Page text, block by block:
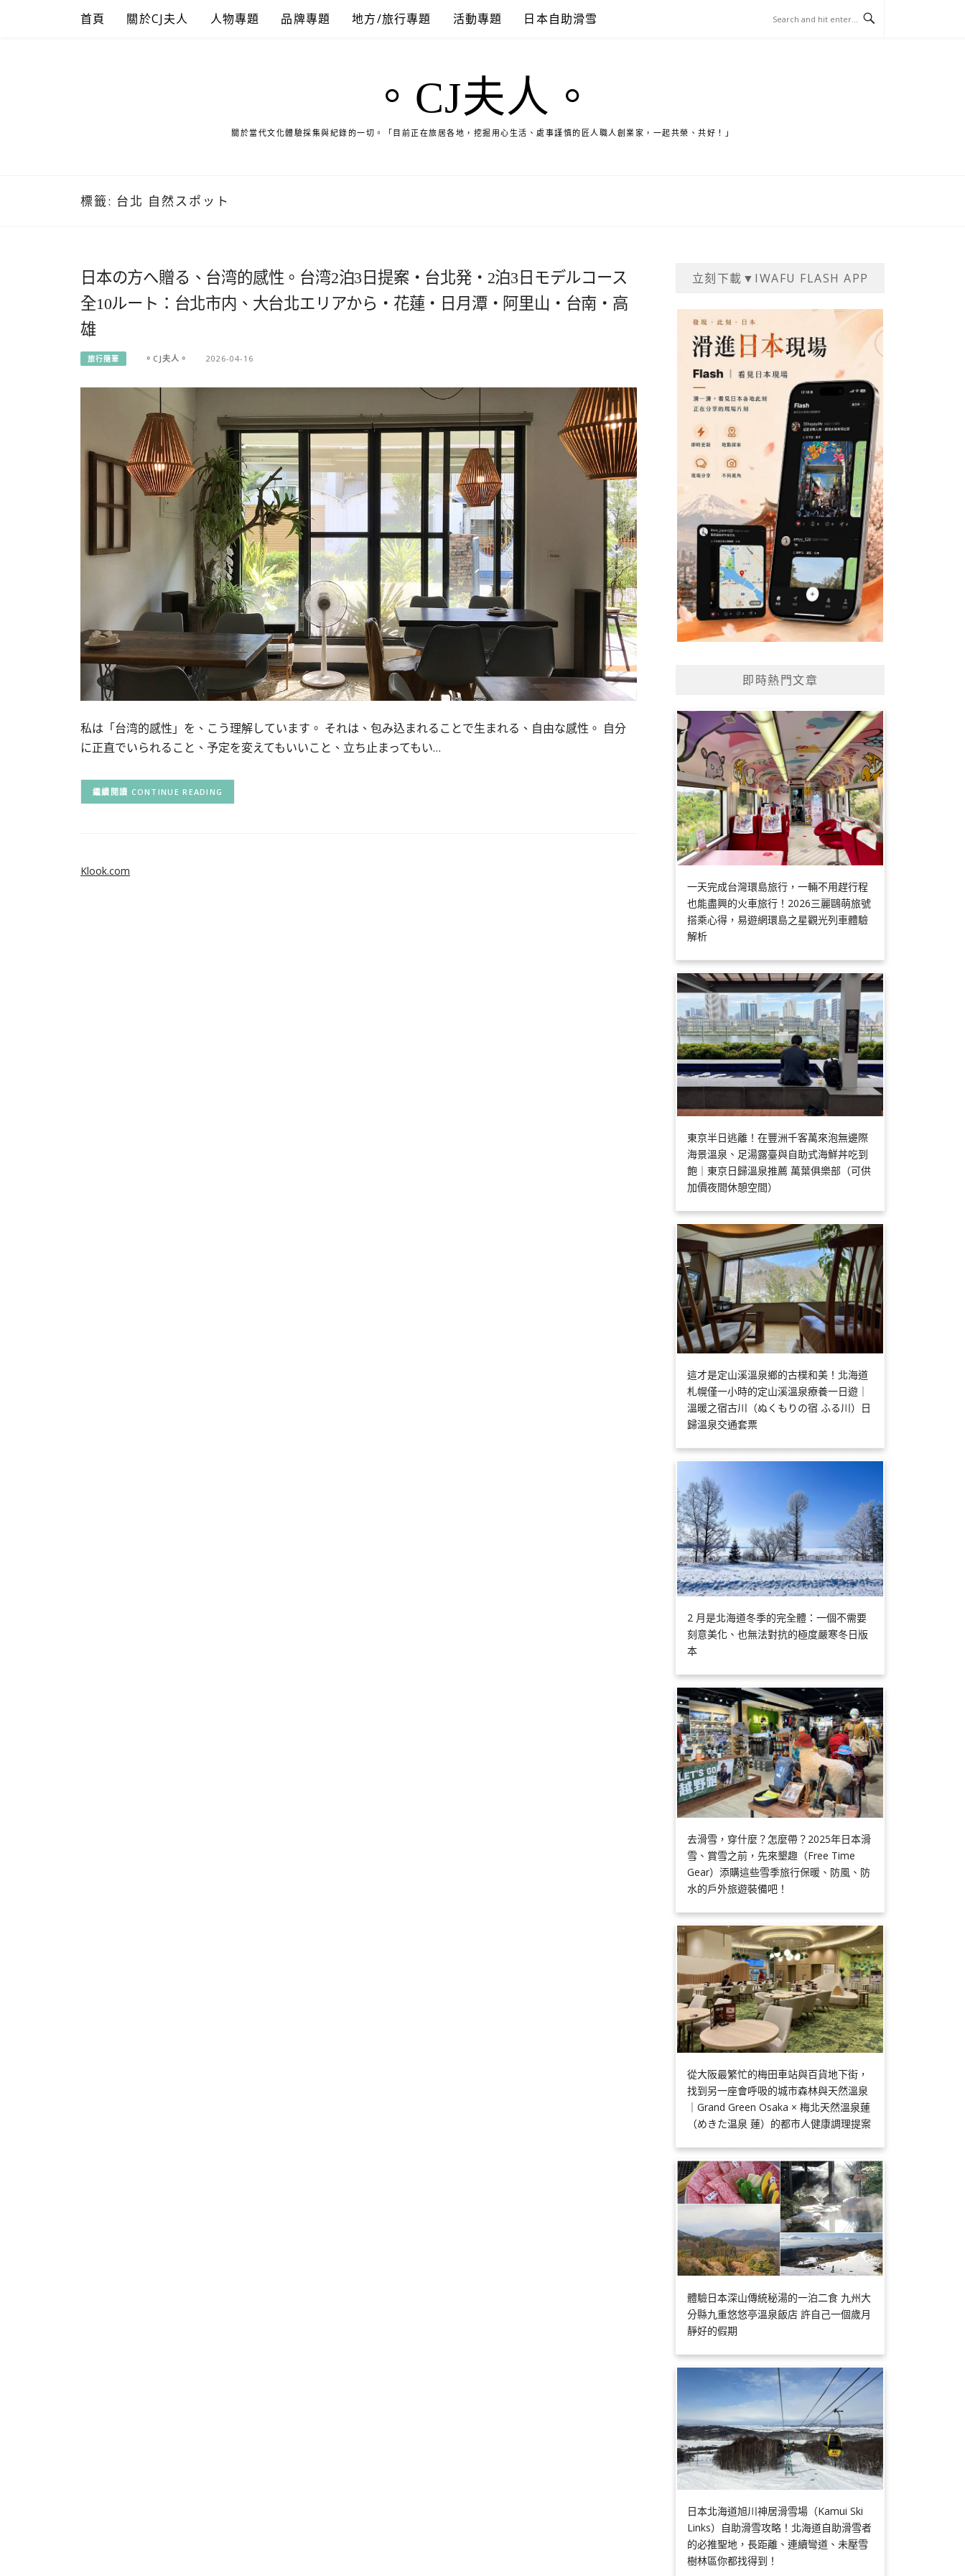
首頁 關於CJ夫人 人物專題 品牌專題 地方/旅行專題 活動專題 日本自助滑雪
。CJ夫人。
關於當代文化體驗採集與紀錄的一切。「目前正在旅居各地，挖掘用心生活、處事謹慎的匠人職人創業家，一起共榮、共好！」
標籤: 台北 自然スポット
日本の方へ贈る、台湾的感性。台湾2泊3日提案・台北発・2泊3日モデルコース
全10ルート：台北市内、大台北エリアから・花蓮・日月潭・阿里山・台南・高
雄
旅行隨筆 。CJ夫人。 2026-04-16
私は「台湾的感性」を、こう理解しています。 それは、包み込まれることで生まれる、自由な感性。 自分
に正直でいられること、予定を変えてもいいこと、立ち止まってもい…
CONTINUE READING
立刻下載▼IWAFU FLASH APP
即時熱門文章
一天完成台灣環島旅行，一輛不用趕行程
也能盡興的火車旅行！2026三麗鷗萌旅號
搭乘心得，易遊網環島之星觀光列車體驗
解析
東京半日逃離！在豐洲千客萬來泡無邊際
海景溫泉、足湯露臺與自助式海鮮丼吃到
飽｜東京日歸溫泉推薦 萬葉俱樂部（可供
加價夜間休憩空間）
這才是定山溪溫泉鄉的古樸和美！北海道
札幌僅一小時的定山溪溫泉療養一日遊｜
溫暖之宿古川（ぬくもりの宿 ふる川）日
歸溫泉交通套票
2 月是北海道冬季的完全體：一個不需要
刻意美化、也無法對抗的極度嚴寒冬日版
本
去滑雪，穿什麼？怎麼帶？2025年日本滑
雪、賞雪之前，先來墾趣（Free Time
Gear）添購這些雪季旅行保暖、防風、防
水的戶外旅遊裝備吧！
從大阪最繁忙的梅田車站與百貨地下街，
找到另一座會呼吸的城市森林與天然溫泉
｜Grand Green Osaka × 梅北天然溫泉蓮
（めきた温泉 蓮）的都市人健康調理提案
體驗日本深山傳統秘湯的一泊二食 九州大
分縣九重悠悠亭溫泉飯店 許自己一個歲月
靜好的假期
日本北海道旭川神居滑雪場（Kamui Ski
Links）自助滑雪攻略！北海道自助滑雪者
的必推聖地，長距離、連續彎道、未壓雪
樹林區你都找得到！
Klook.com